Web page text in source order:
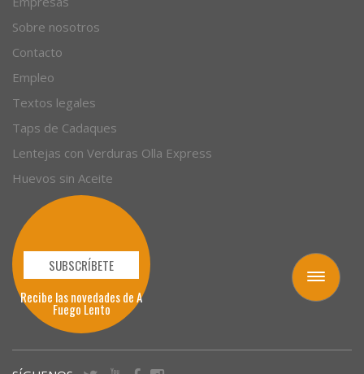
Toggle
navigation
Autores
Empresas
Sobre nosotros
Contacto
Empleo
Textos legales
Taps de Cadaques
Lentejas con Verduras Olla Express
Huevos sin Aceite
SUBSCRÍBETE
Recibe las novedades de A